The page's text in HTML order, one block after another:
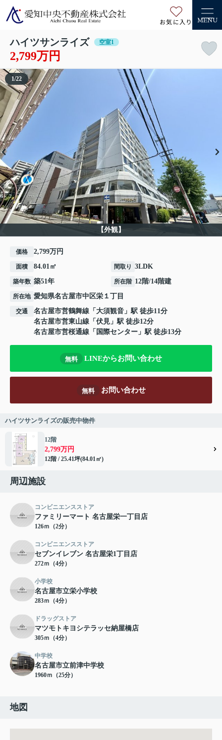
お気に入り MENU
ハイツサンライズ 空室1
2,799万円
【外観】
1/22
価格 2,799万円
面積 84.01㎡ 間取り 3LDK
築年数 築51年 所在階 12階/14階建
所在地 愛知県名古屋市中区栄 １丁目
交通 名古屋市営鶴舞線 「 大須観音 」駅 徒歩11分
名古屋市営東山線 「 伏見 」駅 徒歩12分
名古屋市営桜通線 「 国際センター 」駅 徒歩13分
無料 LINEからお問い合わせ
無料 お問い合わせ
ハイツサンライズの販売中物件
12階
2,799万円
12階 / 25.41坪(84.01㎡)
周辺施設
コンビニエンスストア
ファミリーマート 名古屋栄一丁目店
126ｍ（2分）
コンビニエンスストア
セブンイレブン 名古屋栄1丁目店
272ｍ（4分）
小学校
名古屋市立栄小学校
283ｍ（4分）
ドラッグストア
マツモトキヨシテラッセ納屋橋店
305ｍ（4分）
中学校
名古屋市立前津中学校
1960ｍ（25分）
地図